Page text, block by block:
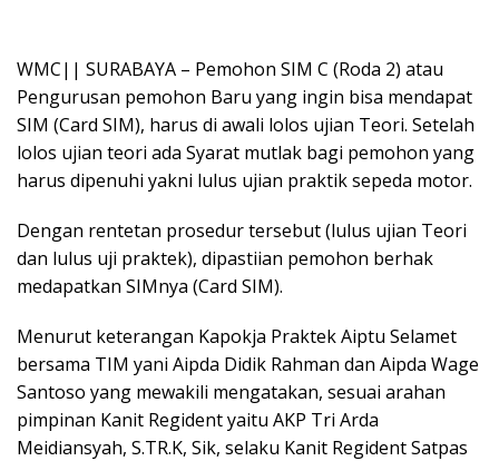
WMC|| SURABAYA – Pemohon SIM C (Roda 2) atau
Pengurusan pemohon Baru yang ingin bisa mendapat
SIM (Card SIM), harus di awali lolos ujian Teori. Setelah
lolos ujian teori ada Syarat mutlak bagi pemohon yang
harus dipenuhi yakni lulus ujian praktik sepeda motor.
Dengan rentetan prosedur tersebut (lulus ujian Teori
dan lulus uji praktek), dipastiian pemohon berhak
medapatkan SIMnya (Card SIM).
Menurut keterangan Kapokja Praktek Aiptu Selamet
bersama TIM yani Aipda Didik Rahman dan Aipda Wage
Santoso yang mewakili mengatakan, sesuai arahan
pimpinan Kanit Regident yaitu AKP Tri Arda
Meidiansyah, S.TR.K, Sik, selaku Kanit Regident Satpas